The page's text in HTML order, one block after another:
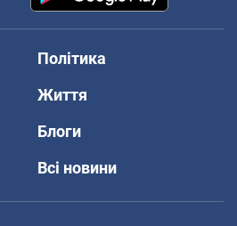
Політика
Життя
Блоги
Всі новини